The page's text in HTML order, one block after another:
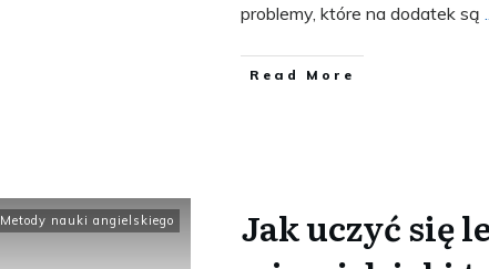
problemy, które na dodatek są
​Read More
Metody nauki angielskiego
Jak uczyć się